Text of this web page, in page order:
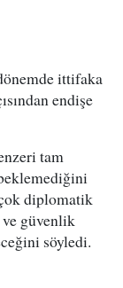
ittifaka
endişe
tam
diplomatik
ve güvenlik
söyledi.